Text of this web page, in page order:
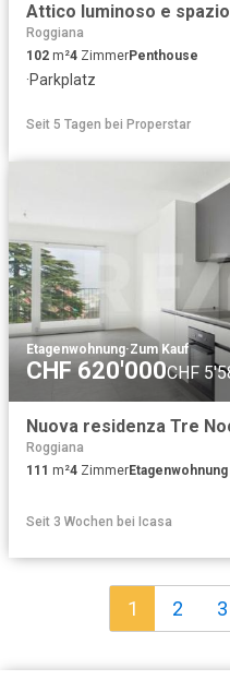
Attico luminoso e
Roggiana
102 m²4 ZimmerPenthouse
·Parkplatz
Seit 5 Tagen bei Properstar
Etagenwohnung·Zum Kauf
CHF 620'000CHF
Roggiana
111 m²4 ZimmerEtagenwohnung
Seit 3 Wochen bei Icasa
1 2 3